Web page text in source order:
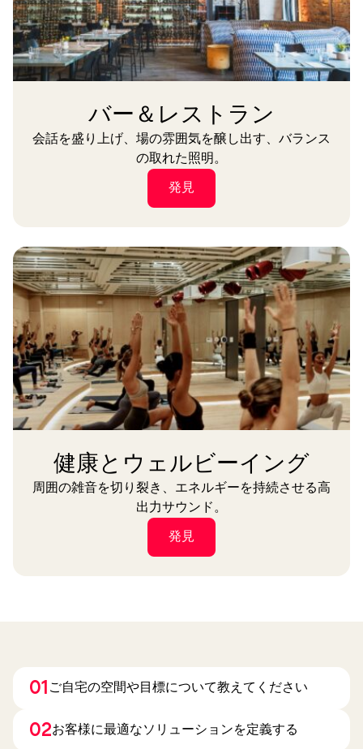
バー＆レストラン
会話を盛り上げ、場の雰囲気を醸し出す、バランス
の取れた照明。
発見
健康とウェルビーイング
周囲の雑音を切り裂き、エネルギーを持続させる高
出力サウンド。
発見
01 ご自宅の空間や目標について教えてください
02お客様に最適なソリューションを定義する